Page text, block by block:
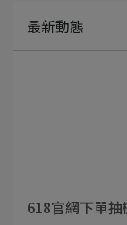
最新動態
618官網下單